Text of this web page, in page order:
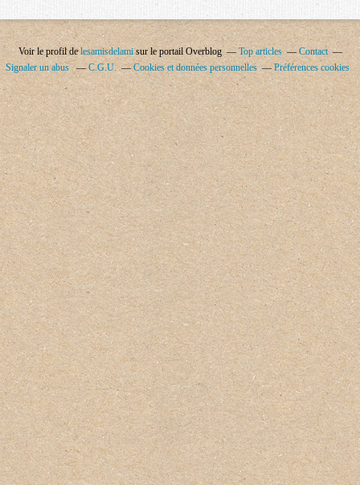
Voir le profil delesamisdelamisur le portail Overblog Top articles
Contact
Signaler un abus
C.G.U. Cookies et données personnelles Préférences cookies